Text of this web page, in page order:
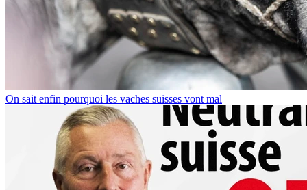
On sait enfin pourquoi les vaches suisses vont mal